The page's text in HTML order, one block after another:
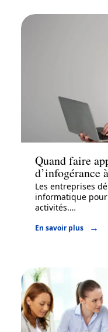
Entreprise
Quand faire
d’infogérance
Les entreprises
informatique
activités.…
En savoir plus